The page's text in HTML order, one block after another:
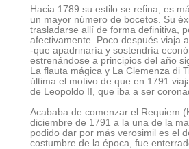
Hacia 1789 su estilo se refina, es
un mayor número de bocetos. Su
trasladarse allí de forma definitiva,
afectivamente. Poco después viaja
-que apadrinaría y sostendría
estrenándose a principios del año
La flauta mágica y La Clemenza di
última el motivo de que en 1791
de Leopoldo II, que iba a ser
Acababa de comenzar el Requiem
diciembre de 1791 a la una de la
podido dar por más verosimil es el
costumbre de la época, fue